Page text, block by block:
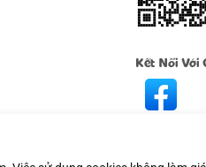
Kết Nối Với